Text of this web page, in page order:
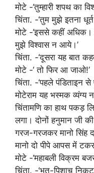
मोटे -‘तुम्हारी शपथ का
चिंता. -‘तुम मुझे इतना
मोटे -‘इससे कहीं
मुझे विश्वास न आये।’
चिंता. -‘दूसरा यह बात
मोटे -‘ तो फिर आ जाओ!’
चिंता. -‘पहले पंडिताइन
मोटेराम यह भस्मक
चिंतामणि का हाथ पकड़
लगा। दोनों हनुमान जी
गरज-गरजकर मानो सिंह
मानो दो पीपे आपस में
मोटे -‘महाबली विक्रम
चिंता. -‘भूत-पिशाच